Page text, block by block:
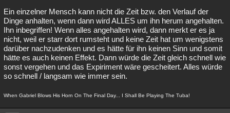
Ein einzelner Mensch kann nicht die Zeit bzw. den Verlauf der
Dinge anhalten, wenn dann wird ALLES um ihn herum angehalten.
Ihn inbegriffen! Wenn alles angehalten wird, dann merkt er es ja
nicht, weil er starr dort rumsteht und keine Zeit hat um wenigstens
darüber nachzudenken und es hätte für ihn keinen Sinn und somit
hätte es auch keinen Effekt. Dann würde die Zeit gleich schnell wie
sonst vergehen und das Expiriment wäre gescheitert. Alles würde
so schnell / langsam wie immer sein.
When Gabriel Blows His Horn On The Final Day... I Shall Be Playing The Tuba!